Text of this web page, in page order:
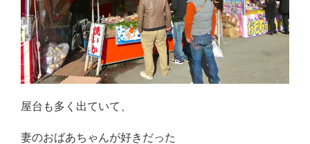
屋台も多く出ていて、
妻のおばあちゃんが好きだった